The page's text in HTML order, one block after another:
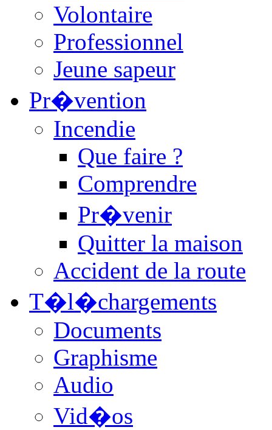
Volontaire
Professionnel
Jeune sapeur
Pr�vention
Incendie
Que faire ?
Comprendre
Pr�venir
Quitter la maison
Accident de la route
T�l�chargements
Documents
Graphisme
Audio
Vid�os